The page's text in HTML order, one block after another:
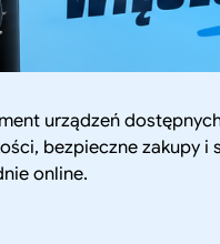
urządzeń
bezpieczne zakupy i
online.